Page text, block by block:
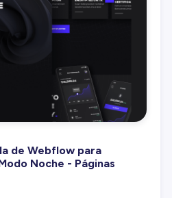
de Webflow para
Noche - Páginas